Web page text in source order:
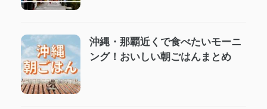
沖縄・那覇近くで食べたいモーニ
ング！おいしい朝ごはんまとめ